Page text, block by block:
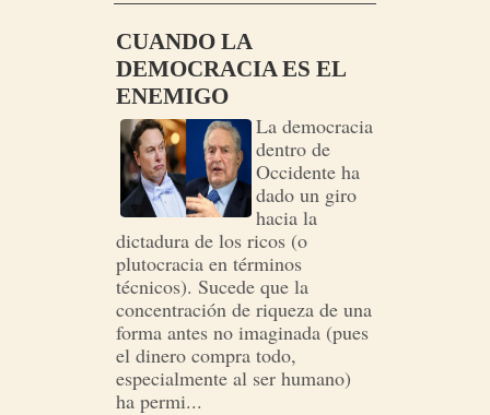
CUANDO LA
DEMOCRACIA ES EL
ENEMIGO
La democracia
dentro de
Occidente ha
dado un giro
hacia la
dictadura de los ricos (o
plutocracia en términos
técnicos). Sucede que la
concentración de riqueza de una
forma antes no imaginada (pues
el dinero compra todo,
especialmente al ser humano)
ha permi...